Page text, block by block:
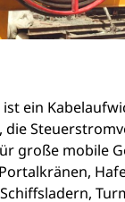
ein
die
große mobile